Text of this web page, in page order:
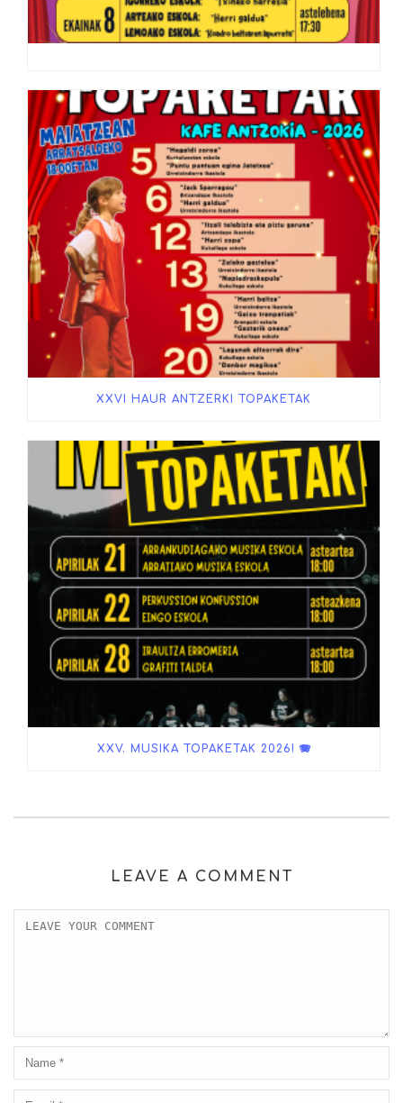
XXVI HAUR ANTZERKI TOPAKETAK
XXV. MUSIKA TOPAKETAK 2026! 🪗
LEAVE A COMMENT